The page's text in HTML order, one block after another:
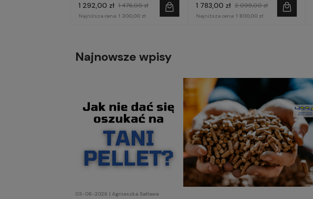
1 292,00 zł 1 476,00 zł
Najniższa cena: 1 300,00 zł
1 783,00 zł 2 099,00 zł
Najniższa cena: 1 800,00 zł
Najnowsze wpisy
03-08-2026 | Agnieszka Satława